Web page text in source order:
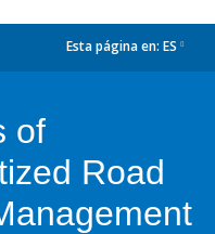
Esta página en: ES
of
Road